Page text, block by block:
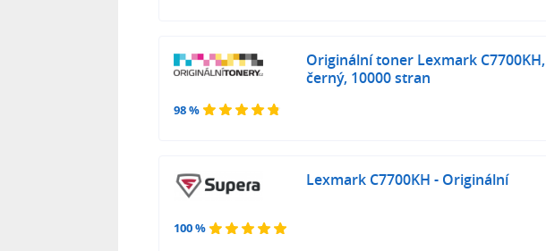
98 %
Originální toner Lexmark C7700KH,
černý, 10000 stran
100 %
Lexmark C7700KH - Originální